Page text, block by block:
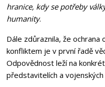
hranice, kdy se potřeby
humanity.
Dále zdůraznila, že
konfliktem je v první řadě
Odpovědnost leží na
představitelích a vojenských